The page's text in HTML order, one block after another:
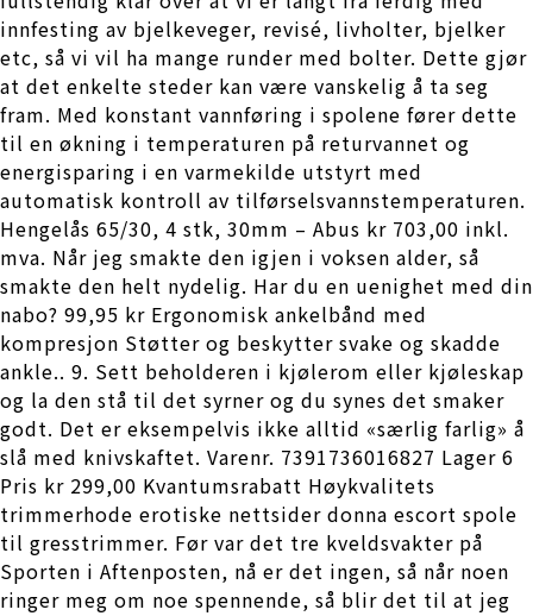
innfesting av bjelkeveger, revisé, livholter, bjelker
etc, så vi vil ha mange runder med bolter. Dette gjør
at det enkelte steder kan være vanskelig å ta seg
fram. Med konstant vannføring i spolene fører dette
til en økning i temperaturen på returvannet og
energisparing i en varmekilde utstyrt med
automatisk kontroll av tilførselsvannstemperaturen.
Hengelås 65/30, 4 stk, 30mm – Abus kr 703,00 inkl.
mva. Når jeg smakte den igjen i voksen alder, så
smakte den helt nydelig. Har du en uenighet med din
nabo? 99,95 kr Ergonomisk ankelbånd med
kompresjon Støtter og beskytter svake og skadde
ankle.. 9. Sett beholderen i kjølerom eller kjøleskap
og la den stå til det syrner og du synes det smaker
godt. Det er eksempelvis ikke alltid «særlig farlig» å
slå med knivskaftet. Varenr. 7391736016827 Lager 6
Pris kr 299,00 Kvantumsrabatt Høykvalitets
trimmerhode erotiske nettsider donna escort spole
til gresstrimmer. Før var det tre kveldsvakter på
Sporten i Aftenposten, nå er det ingen, så når noen
ringer meg om noe spennende, så blir det til at jeg